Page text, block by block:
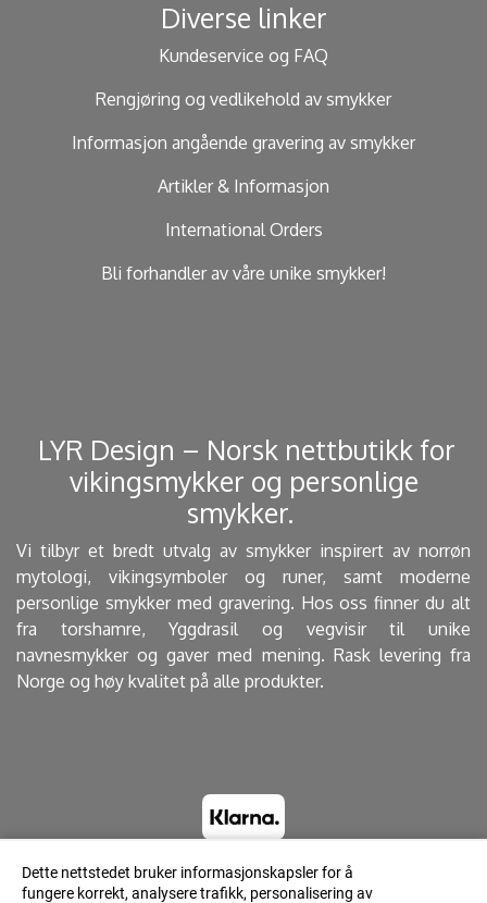
Dette nettstedet bruker informasjonskapsler for å
fungere korrekt, analysere trafikk, personalisering av
Diverse linker
Kundeservice og FAQ
Rengjøring og vedlikehold av smykker
Informasjon angående gravering av smykker
Artikler & Informasjon
International Orders
Bli forhandler av våre unike smykker!
​ LYR Design – Norsk nettbutikk for
vikingsmykker og personlige
smykker. ​
Vi tilbyr et bredt utvalg av smykker inspirert av norrøn
mytologi, vikingsymboler og runer, samt moderne
personlige smykker med gravering. Hos oss finner du alt
fra torshamre, Yggdrasil og vegvisir til unike
navnesmykker og gaver med mening. Rask levering fra
Norge og høy kvalitet på alle produkter.